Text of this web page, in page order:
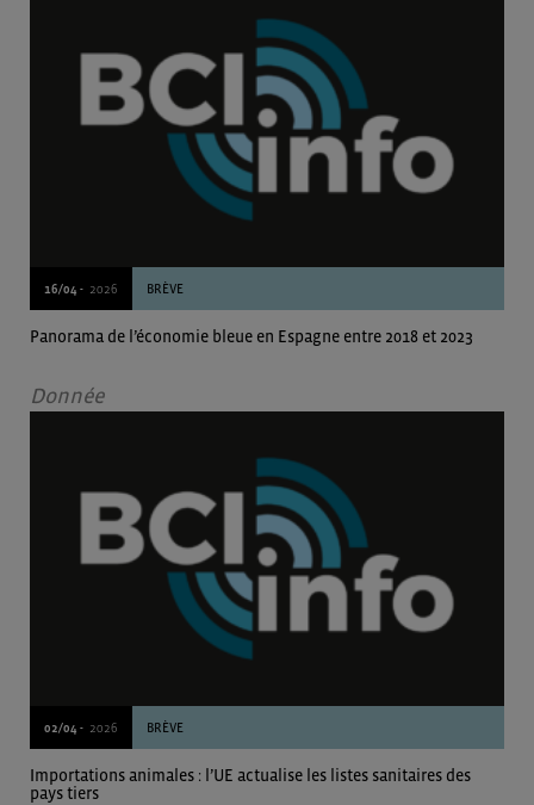
16/04 - 2026 BRÈVE
Panorama de l’économie bleue en Espagne entre 2018 et 2023
Donnée
02/04 - 2026 BRÈVE
Importations animales : l’UE actualise les listes sanitaires des
pays tiers